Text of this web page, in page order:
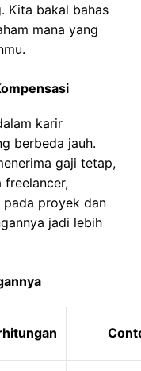
Kita bakal bahas
mana yang
karir
berbeda jauh.
gaji tetap,
freelancer,
pada proyek dan
jadi lebih